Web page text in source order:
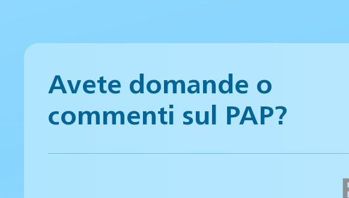
Avete domande o
commenti sul PAP?